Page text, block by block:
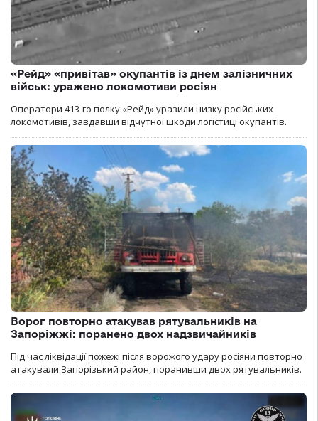
«Рейд» «привітав» окупантів із днем залізничних
військ: уражено локомотиви росіян
Оператори 413-го полку «Рейд» уразили низку російських
локомотивів, завдавши відчутної шкоди логістиці окупантів.
Ворог повторно атакував рятувальників на
Запоріжжі: поранено двох надзвичайників
Під час ліквідації пожежі після ворожого удару росіяни повторно
атакували Запорізький район, поранивши двох рятувальників.